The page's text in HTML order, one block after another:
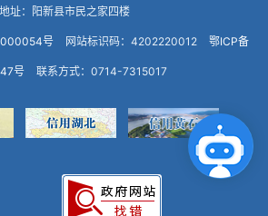
地址：阳新县市民之家四楼
号 网站标识码：4202220012 鄂ICP备
号 联系方式：0714-7315017